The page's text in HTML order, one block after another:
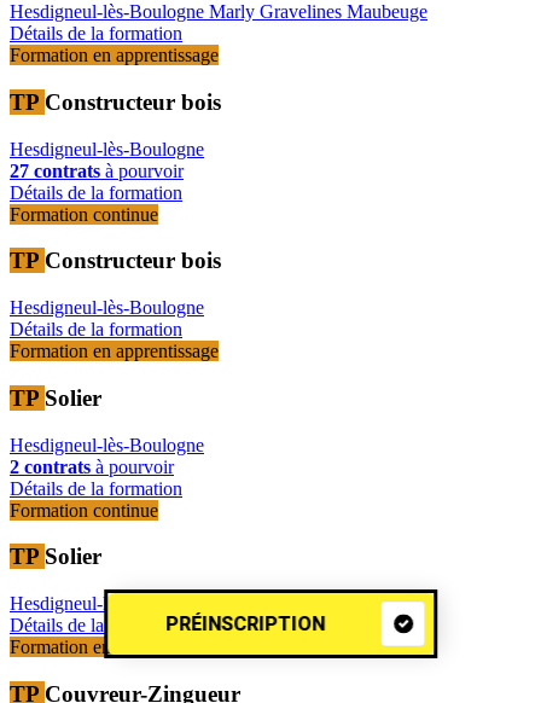
Hesdigneul-lès-Boulogne Marly Gravelines Maubeuge
Détails de la formation
Formation en apprentissage
TP Constructeur bois
Hesdigneul-lès-Boulogne
27 contrats à pourvoir
Détails de la formation
Formation continue
TP Constructeur bois
Hesdigneul-lès-Boulogne
Détails de la formation
Formation en apprentissage
TP Solier
Hesdigneul-lès-Boulogne
2 contrats à pourvoir
Détails de la formation
Formation continue
TP Solier
Hesdigneul-lès-Boulogne
Détails de la formation
Formation en apprentissage
TP Couvreur-Zingueur
PRÉINSCRIPTION